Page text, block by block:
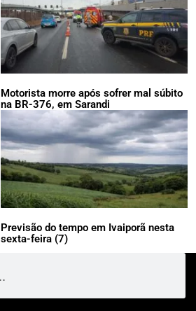
Motorista morre após sofrer mal súbito
na BR-376, em Sarandi
Previsão do tempo em Ivaiporã nesta
sexta-feira (7)